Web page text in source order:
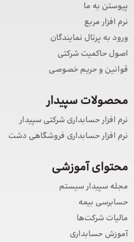
پیوستن به ما
نرم افزار مربع
ورود به پرتال نمایندگان
اصول حاکمیت شرکتی
قوانین و حریم خصوصی
محصولات سپیدار
نرم افزار حسابداری شرکتی سپیدار
نرم افزار حسابداری فروشگاهی دشت
محتوای آموزشی
مجله سپیدار سیستم
حسابرسی بیمه
مالیات شرکت‌ها
آموزش حسابداری